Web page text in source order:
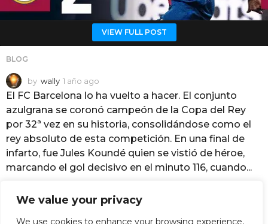
We value your privacy
We use cookies to enhance your browsing experience,
VIEW FULL POST
BLOG
by wally 1 año ago
a
ñ
o
a
g
o
El FC Barcelona lo ha vuelto a hacer. El conjunto
azulgrana se coronó campeón de la Copa del Rey
por 32ª vez en su historia, consolidándose como el
rey absoluto de esta competición. En una final de
infarto, fue Jules Koundé quien se vistió de héroe,
marcando el gol decisivo en el minuto 116, cuando...